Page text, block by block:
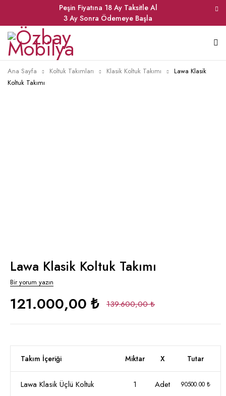
Peşin Fiyatına 18 Ay Taksitle Al
3 Ay Sonra Ödemeye Başla
Ana Sayfa Koltuk Takımları Klasik Koltuk Takımı
Lawa Klasik
Koltuk Takımı
Lawa Klasik Koltuk Takımı
Bir yorum yazın
139.600,00 ₺
121.000,00 ₺
Takım İçeriği Miktar X Tutar
Lawa Klasik Üçlü Koltuk 1 Adet 90500.00 ₺